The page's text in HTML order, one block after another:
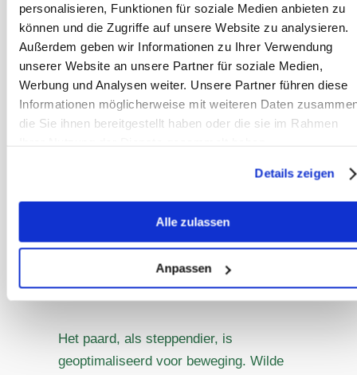
personalisieren, Funktionen für soziale Medien anbieten zu
können und die Zugriffe auf unsere Website zu analysieren.
Außerdem geben wir Informationen zu Ihrer Verwendung
unserer Website an unsere Partner für soziale Medien,
Werbung und Analysen weiter. Unsere Partner führen diese
Informationen möglicherweise mit weiteren Daten
die Sie ihnen bereitgestellt haben oder die sie im Rahmen
Details zeigen
Alle zulassen
Anpassen
biedt om voldoende afstand te houden.
Dit werkt uiteraard alleen als er ook
voerstations langs de trail zijn
verdeeld (zie hierboven).
Te weinig vrije beweging
op keer aan dat vooral vluchtdieren
stress het beste kunnen verminderen
door vrije, snelle beweging.
Het paard, als steppendier, is
geoptimaliseerd voor beweging. Wilde